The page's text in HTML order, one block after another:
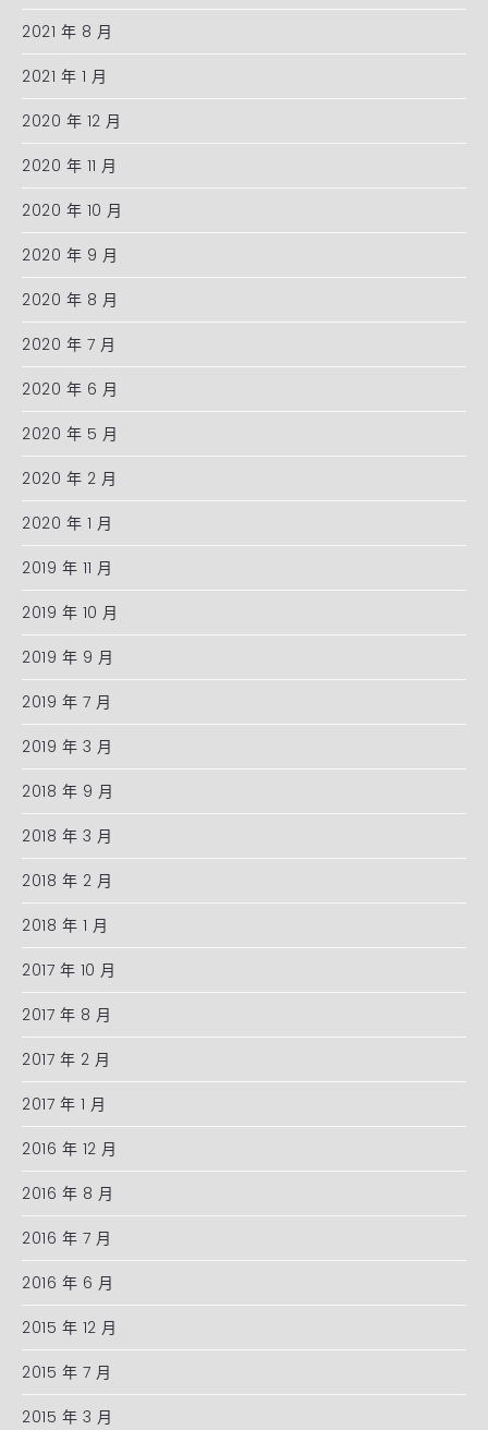
2021 年 8 月
2021 年 1 月
2020 年 12 月
2020 年 11 月
2020 年 10 月
2020 年 9 月
2020 年 8 月
2020 年 7 月
2020 年 6 月
2020 年 5 月
2020 年 2 月
2020 年 1 月
2019 年 11 月
2019 年 10 月
2019 年 9 月
2019 年 7 月
2019 年 3 月
2018 年 9 月
2018 年 3 月
2018 年 2 月
2018 年 1 月
2017 年 10 月
2017 年 8 月
2017 年 2 月
2017 年 1 月
2016 年 12 月
2016 年 8 月
2016 年 7 月
2016 年 6 月
2015 年 12 月
2015 年 7 月
2015 年 3 月